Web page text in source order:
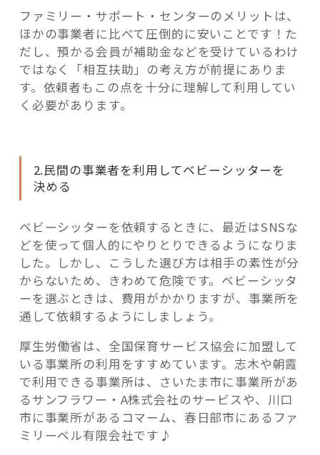
ファミリー・サポート・センターのメリットは、
ほかの事業者に比べて圧倒的に安いことです！た
だし、預かる会員が補助金などを受けているわけ
ではなく「相互扶助」の考え方が前提にありま
す。依頼者もこの点を十分に理解して利用してい
く必要があります。
2.民間の事業者を利用してベビーシッターを
決める
ベビーシッターを依頼するときに、最近はSNSな
どを使って個人的にやりとりできるようになりま
した。しかし、こうした選び方は相手の素性が分
からないため、きわめて危険です。ベビーシッタ
ーを選ぶときは、費用がかかりますが、事業所を
通して依頼するようにしましょう。
厚生労働省は、全国保育サービス協会に加盟して
いる事業所の利用をすすめています。志木や朝霞
で利用できる事業所は、さいたま市に事業所があ
るサンフラワー・A株式会社のサービスや、川口
市に事業所があるコマーム、春日部市にあるファ
ミリーベル有限会社です♪